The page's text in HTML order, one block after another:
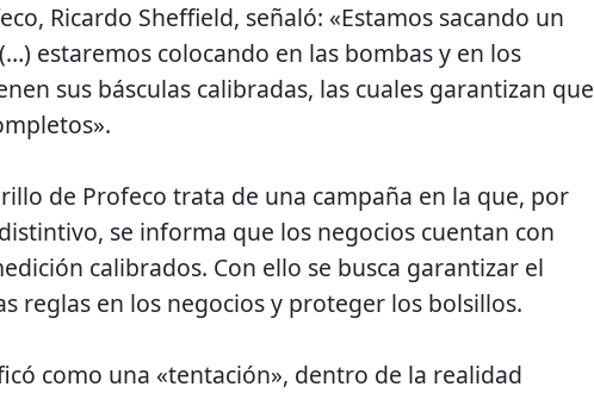
Ricardo Sheffield, señaló: «Estamos sacando un
estaremos colocando en las bombas y en los
sus básculas calibradas, las cuales garantizan que
de Profeco trata de una campaña en la que, por
se informa que los negocios cuentan con
calibrados. Con ello se busca garantizar el
reglas en los negocios y proteger los bolsillos.
como una «tentación», dentro de la realidad